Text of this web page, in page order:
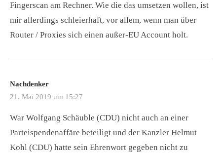
Fingerscan am Rechner. Wie die das umsetzen wollen, ist
mir allerdings schleierhaft, vor allem, wenn man über
Router / Proxies sich einen außer-EU Account holt.
Nachdenker
21. Mai 2019 um 15:27
War Wolfgang Schäuble (CDU) nicht auch an einer
Parteispendenaffäre beteiligt und der Kanzler Helmut
Kohl (CDU) hatte sein Ehrenwort gegeben nicht zu